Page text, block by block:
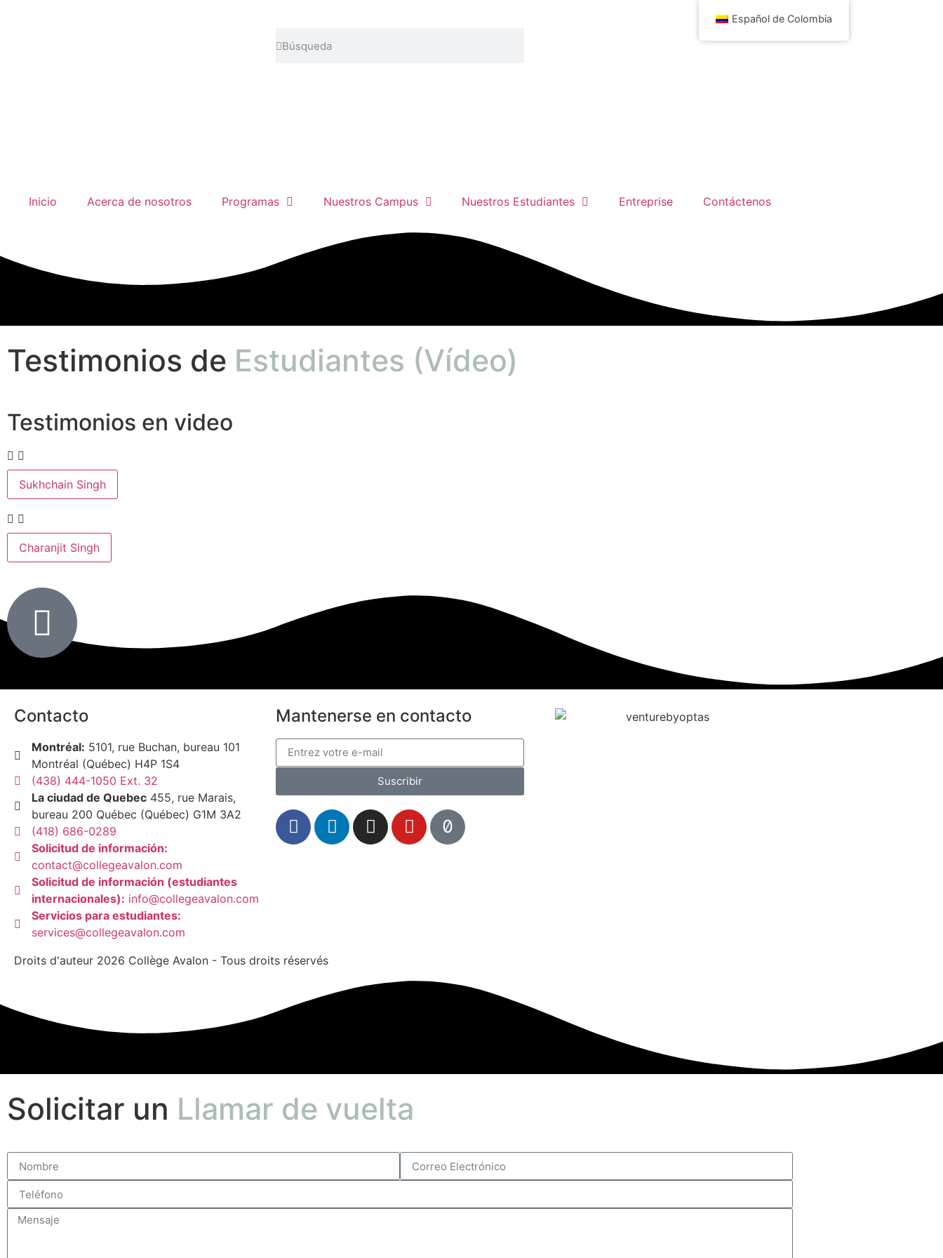
Inicio Acerca de nosotros Programas Nuestros Campus Nuestros Estudiantes Entreprise Contáctenos
Testimonios de Estudiantes (Vídeo)
Testimonios en video
Sukhchain Singh
Charanjit Singh
Contacto
Montréal: 5101, rue Buchan, bureau 101
Montréal (Québec) H4P 1S4
(438) 444-1050 Ext. 32
La ciudad de Quebec 455, rue Marais,
bureau 200 Québec (Québec) G1M 3A2
(418) 686-0289
Solicitud de información:
contact@collegeavalon.com
Solicitud de información (estudiantes
internacionales): info@collegeavalon.com
Servicios para estudiantes:
services@collegeavalon.com
Mantenerse en contacto
Suscribir
Droits d'auteur 2026 Collège Avalon - Tous droits réservés
Español de Colombia
Solicitar un Llamar de vuelta